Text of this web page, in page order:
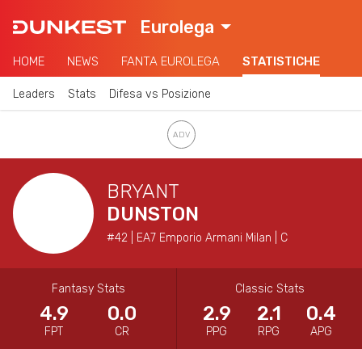
Eurolega
HOME NEWS FANTA EUROLEGA STATISTICHE
Leaders Stats Difesa vs Posizione
BRYANT
DUNSTON
#42 | EA7 Emporio Armani Milan | C
Fantasy Stats
4.9
FPT
0.0
CR
Classic Stats
2.9
PPG
2.1
RPG
0.4
APG